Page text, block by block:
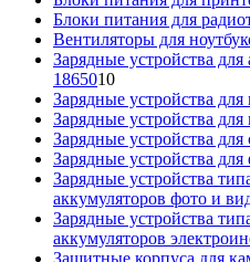
Блоки питания для
Вентиляторы для
Зарядные устройства
186501010
товаров
Зарядные устройства для
Зарядные устройства
Зарядные устройства
Зарядные устройства
Зарядные устройства
аккумуляторов фото и
Зарядные устройства
аккумуляторов